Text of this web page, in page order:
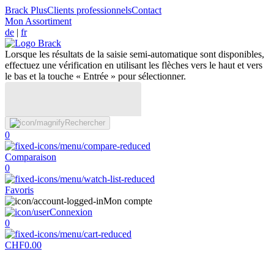
Brack PlusClients professionnelsContact
Mon Assortiment
de | fr
Lorsque les résultats de la saisie semi-automatique sont disponibles,
effectuez une vérification en utilisant les flèches vers le haut et vers
le bas et la touche « Entrée » pour sélectionner.
Rechercher
0
Comparaison
0
Favoris
Mon compte
Connexion
0
CHF0.00